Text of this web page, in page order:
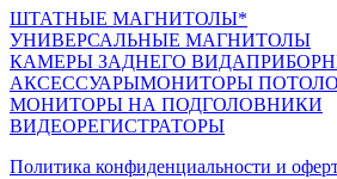
ШТАТНЫЕ МАГНИТОЛЫ*
УНИВЕРСАЛЬНЫЕ МАГНИТОЛЫ
КАМЕРЫ ЗАДНЕГО ВИДА
АКСЕССУАРЫМОНИТОРЫ
МОНИТОРЫ НА ПОДГОЛОВНИКИ
ВИДЕОРЕГИСТРАТОРЫ
Политика конфиденциальности и